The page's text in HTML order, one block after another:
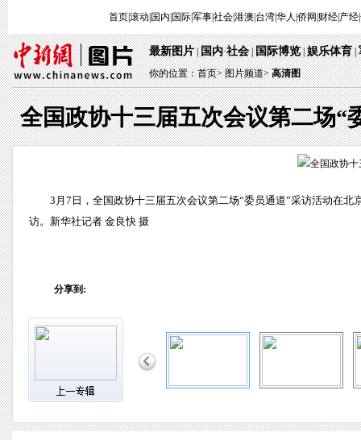
首页|滚动 国内 国际|军事|社会|港澳 台湾|华人 侨网 财经| 产经|
最新图片 | 国内·社会 | 国际博览 | 娱乐体育 |
你的位置：首页> 图片频道> 高清图
全国政协十三届五次会议第二场“
3月7日，全国政协十三届五次会议第二场“委员通道”采访活动在
访。新华社记者 金良快 摄
分享到: